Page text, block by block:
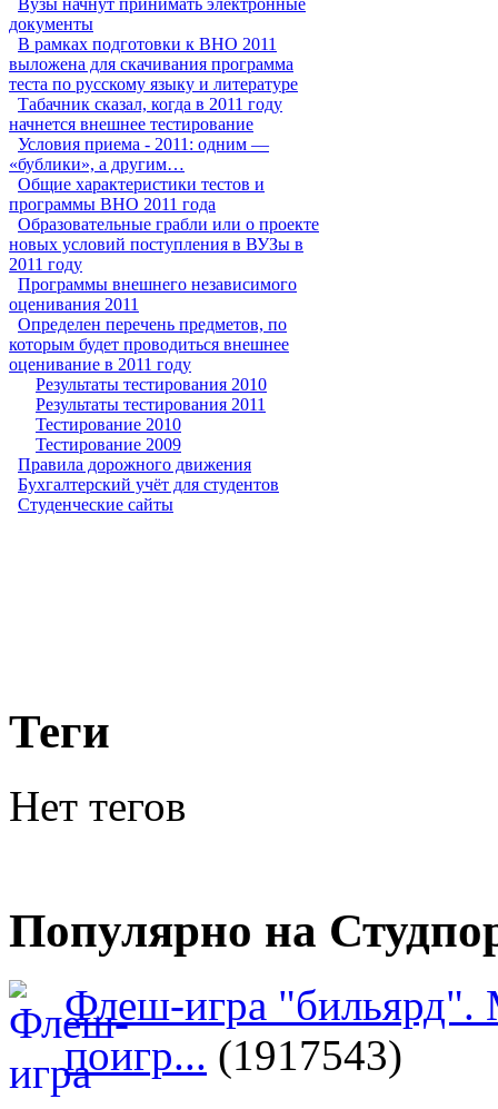
документы
В рамках подготовки к ВНО 2011
выложена для скачивания программа
теста по русскому языку и литературе
Табачник сказал, когда в 2011 году
начнется внешнее тестирование
Условия приема - 2011: одним —
«бублики», а другим…
Общие характеристики тестов и
программы ВНО 2011 года
Образовательные грабли или о проекте
новых условий поступления в ВУЗы в
2011 году
Программы внешнего независимого
оценивания 2011
Определен перечень предметов, по
которым будет проводиться внешнее
оценивание в 2011 году
Результаты тестирования 2010
Результаты тестирования 2011
Тестирование 2010
Тестирование 2009
Правила дорожного движения
Бухгалтерский учёт для студентов
Студенческие сайты
Теги
Нет тегов
Популярно на
Флеш-игра "бильярд".
поигр... (1917543)